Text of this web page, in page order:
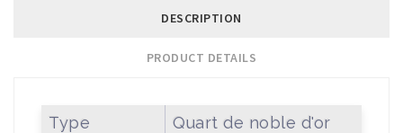
DESCRIPTION
PRODUCT DETAILS
Type
Quart de noble d'or